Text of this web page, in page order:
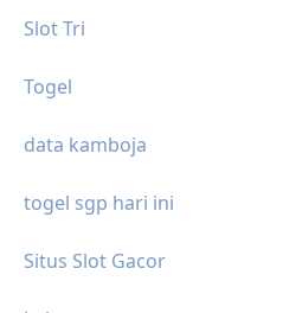
Slot Tri
Togel
data kamboja
togel sgp hari ini
Situs Slot Gacor